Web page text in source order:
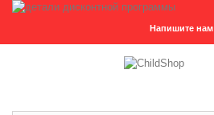
Напишите нам